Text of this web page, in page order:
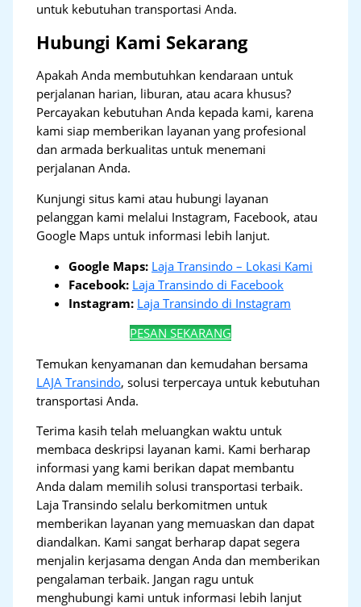
untuk kebutuhan transportasi Anda.
Hubungi Kami Sekarang
Apakah Anda membutuhkan kendaraan untuk
perjalanan harian, liburan, atau acara khusus?
Percayakan kebutuhan Anda kepada kami, karena
kami siap memberikan layanan yang profesional
dan armada berkualitas untuk menemani
perjalanan Anda.
Kunjungi situs kami atau hubungi layanan
pelanggan kami melalui Instagram, Facebook, atau
Google Maps untuk informasi lebih lanjut.
Google Maps: Laja Transindo – Lokasi Kami
Facebook: Laja Transindo di Facebook
Instagram: Laja Transindo di Instagram
PESAN SEKARANG
Temukan kenyamanan dan kemudahan bersama
LAJA Transindo, solusi terpercaya untuk kebutuhan
transportasi Anda.
Terima kasih telah meluangkan waktu untuk
membaca deskripsi layanan kami. Kami berharap
informasi yang kami berikan dapat membantu
Anda dalam memilih solusi transportasi terbaik.
Laja Transindo selalu berkomitmen untuk
memberikan layanan yang memuaskan dan dapat
diandalkan. Kami sangat berharap dapat segera
menjalin kerjasama dengan Anda dan memberikan
pengalaman terbaik. Jangan ragu untuk
menghubungi kami untuk informasi lebih lanjut